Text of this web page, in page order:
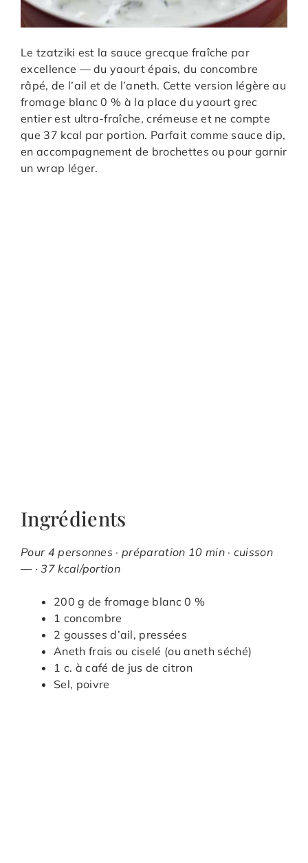
Le tzatziki est la sauce grecque fraîche par
excellence — du yaourt épais, du concombre
râpé, de l’ail et de l’aneth. Cette version légère au
fromage blanc 0 % à la place du yaourt grec
entier est ultra-fraîche, crémeuse et ne compte
que 37 kcal par portion. Parfait comme sauce dip,
en accompagnement de brochettes ou pour garnir
un wrap léger.
Ingrédients
Pour 4 personnes · préparation 10 min · cuisson
— · 37 kcal/portion
200 g de fromage blanc 0 %
1 concombre
2 gousses d’ail, pressées
Aneth frais ou ciselé (ou aneth séché)
1 c. à café de jus de citron
Sel, poivre